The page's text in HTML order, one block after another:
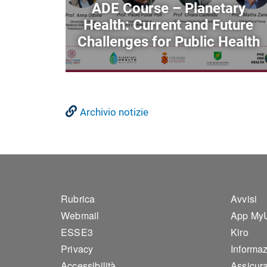
ADE Course – Planetary
Health: Current and Future
Challenges for Public Health
Archivio notizie
Footer 1
Rubrica
Webmail
ESSE3
Privacy
Avvisi
App
Kiro